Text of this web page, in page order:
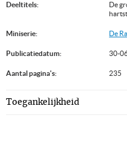
Deeltitels:
De
Miniserie: De
Publicatiedatum: 30-
Aantal pagina's: 235
Toegankelijkheid